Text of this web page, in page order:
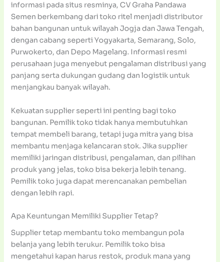
informasi pada situs resminya, CV Graha Pandawa
Semen berkembang dari toko ritel menjadi distributor
bahan bangunan untuk wilayah Jogja dan Jawa Tengah,
dengan cabang seperti Yogyakarta, Semarang, Solo,
Purwokerto, dan Depo Magelang. Informasi resmi
perusahaan juga menyebut pengalaman distribusi yang
panjang serta dukungan gudang dan logistik untuk
menjangkau banyak wilayah.
Kekuatan supplier seperti ini penting bagi toko
bangunan. Pemilik toko tidak hanya membutuhkan
tempat membeli barang, tetapi juga mitra yang bisa
membantu menjaga kelancaran stok. Jika supplier
memiliki jaringan distribusi, pengalaman, dan pilihan
produk yang jelas, toko bisa bekerja lebih tenang.
Pemilik toko juga dapat merencanakan pembelian
dengan lebih rapi.
Apa Keuntungan Memiliki Supplier Tetap?
Supplier tetap membantu toko membangun pola
belanja yang lebih terukur. Pemilik toko bisa
mengetahui kapan harus restok, produk mana yang